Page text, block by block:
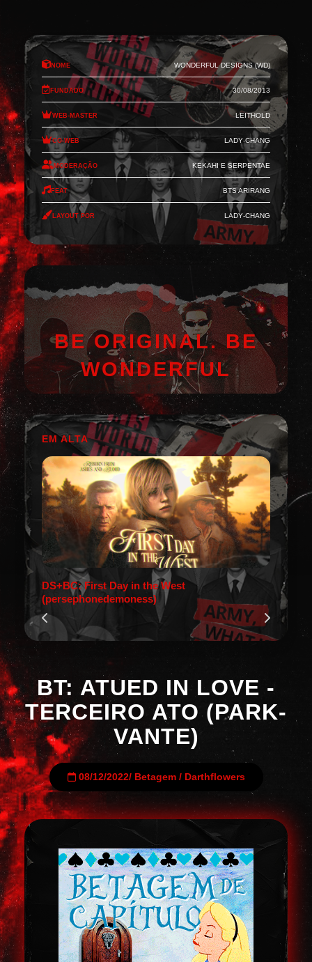
Nome Wonderful Designs (WD)
Fundado 30/08/2013
Web-Master Leithold
Co-Web Lady-Chang
Moderação Kekahi e Serpentae
Feat BTS Arirang
Layout por Lady-Chang
BE ORIGINAL. BE
WONDERFUL
EM ALTA
DS+BC: First Day in the West
(persephonedemoness)
BT: ATUED IN LOVE -
TERCEIRO ATO (PARK-
VANTE)
08/12/2022/ Betagem/ Darthflowers